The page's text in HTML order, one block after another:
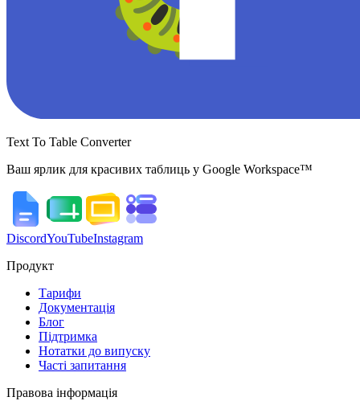
Text To Table Converter
Ваш ярлик для красивих таблиць у Google Workspace™
DiscordYouTubeInstagram
Продукт
Тарифи
Документація
Блог
Підтримка
Нотатки до випуску
Часті запитання
Правова інформація